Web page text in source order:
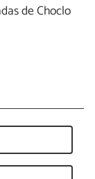
de Choclo